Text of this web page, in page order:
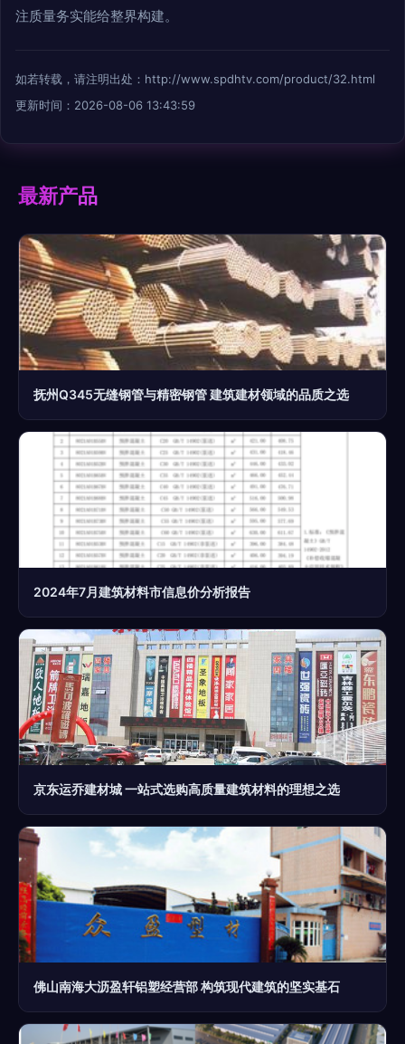
注质量务实能给整界构建。
如若转载，请注明出处：http://www.spdhtv.com/product/32.html
更新时间：2026-08-06 13:43:59
最新产品
抚州Q345无缝钢管与精密钢管 建筑建材领域的品质之选
2024年7月建筑材料市信息价分析报告
京东运乔建材城 一站式选购高质量建筑材料的理想之选
佛山南海大沥盈轩铝塑经营部 构筑现代建筑的坚实基石